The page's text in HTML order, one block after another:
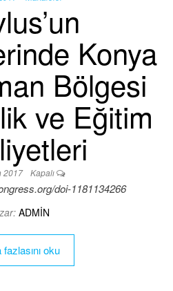
Konya
Bölgesi
ve Eğitim
2017 Kapalı
doi-1181134266
ADMIN
oku